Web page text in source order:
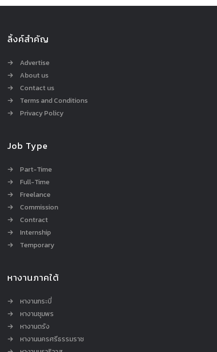
ลิ้งค์สำคัญ
Advertise
About us
Contact us
Terms and Conditions
Privacy Policy
Job Type
Part-Time
Full-Time
Freelance
Commission
Contract
Internship
Temporary
หางานภาคใต้
หางานกระบี่
หางานชุมพร
หางานตรัง
หางานนครศรีธรรมราช